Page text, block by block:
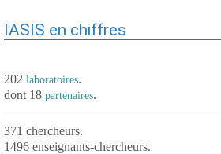
IASIS en chiffres
202 laboratoires.
dont 18 partenaires.
371 chercheurs.
1496 enseignants-chercheurs.